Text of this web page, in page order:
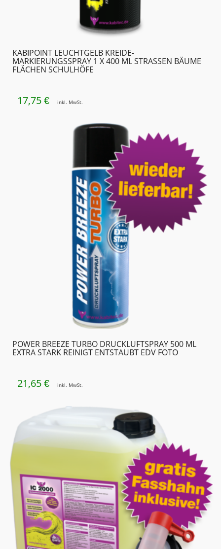
KABIPOINT LEUCHTGELB KREIDE-
MARKIERUNGSSPRAY 1 X 400 ML STRASSEN BÄUME F
LÄCHEN SCHULHÖFE
17,75 € inkl. MwSt.
POWER BREEZE TURBO DRUCKLUFTSPRAY 500 ML
EXTRA STARK REINIGT ENTSTAUBT EDV FOTO
21,65 € inkl. MwSt.